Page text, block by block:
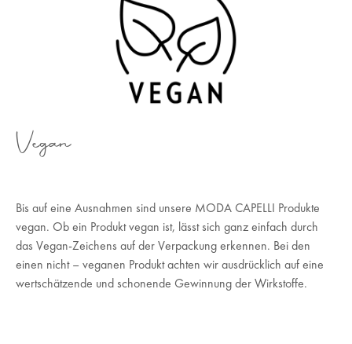
Vegan
Bis auf eine Ausnahmen sind unsere MODA CAPELLI Produkte
vegan. Ob ein Produkt vegan ist, lässt sich ganz einfach durch
das Vegan-Zeichens auf der Verpackung erkennen. Bei den
einen nicht – veganen Produkt achten wir ausdrücklich auf eine
wertschätzende und schonende Gewinnung der Wirkstoffe.